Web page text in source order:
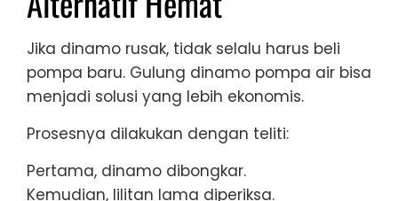
Jika dinamo rusak, tidak selalu harus beli
pompa baru. Gulung dinamo pompa air bisa
menjadi solusi yang lebih ekonomis.
Prosesnya dilakukan dengan teliti:
Pertama, dinamo dibongkar.
Kemudian, lilitan lama diperiksa.